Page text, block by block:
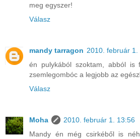
meg egyszer!
Válasz
mandy tarragon 2010. február 1.
én pulykából szoktam, abból
zsemlegombóc a legjobb az
Válasz
Moha
2010. február 1. 13:56
Mandy én még csirkéből is